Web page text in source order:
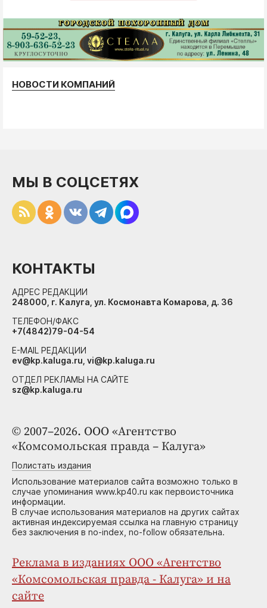
НОВОСТИ КОМПАНИЙ
© 2007–2026. ООО «Агентство
«Комсомольская правда – Калуга»
Полистать издания
Использование материалов сайта возможно только в
случае упоминания www.kp40.ru как первоисточника
информации.
В случае использования материалов на других сайтах
активная индексируемая ссылка на главную страницу
без заключения в no-index, no-follow обязательна.
Реклама в изданиях ООО «Агентство
«Комсомольская правда - Калуга» и на
сайте
МЫ В СОЦСЕТЯХ
КОНТАКТЫ
АДРЕС РЕДАКЦИИ
248000, г. Калуга, ул. Космонавта Комарова, д. 36
ТЕЛЕФОН/ФАКС
+7(4842)79-04-54
E-MAIL РЕДАКЦИИ
ev@kp.kaluga.ru, vi@kp.kaluga.ru
ОТДЕЛ РЕКЛАМЫ НА САЙТЕ
sz@kp.kaluga.ru